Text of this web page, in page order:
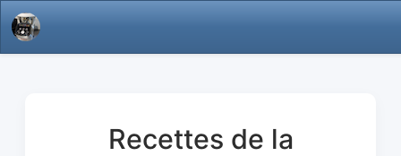
Recettes de la